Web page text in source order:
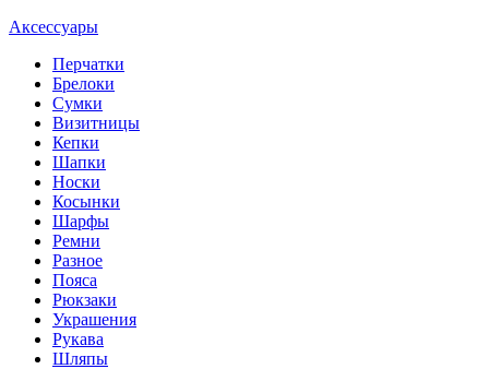
Аксессуары
Перчатки
Брелоки
Сумки
Визитницы
Кепки
Шапки
Носки
Косынки
Шарфы
Ремни
Разное
Пояса
Рюкзаки
Украшения
Рукава
Шляпы